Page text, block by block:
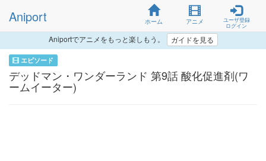
Aniport ホーム アニメ
ユーザ登録
ログイン
Aniportでアニメをもっと楽しもう。 ガイドを見る
エピソード
デッドマン・ワンダーランド 第9話 酸化促進剤(ワ
ームイーター)